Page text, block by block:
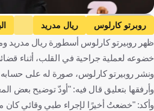
Getty Images
روبرتو كارلوس ريال مدريد
ظهر روبيرتو كارلوس أسطورة ريال مدريد
خضوعه لعملية جراحية في القلب، أثناء
ونشر روبيرتو كارلوس، صورة له على
وأرفقها بتعليق قال فيه: "أودّ توضيح بعض
وأكد: "خضعتُ أخيرًا لإجراء طبي وقائي كان